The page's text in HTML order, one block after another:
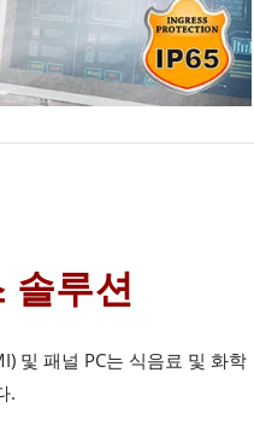
솔루션
및 패널 PC는 식음료 및 화학
.